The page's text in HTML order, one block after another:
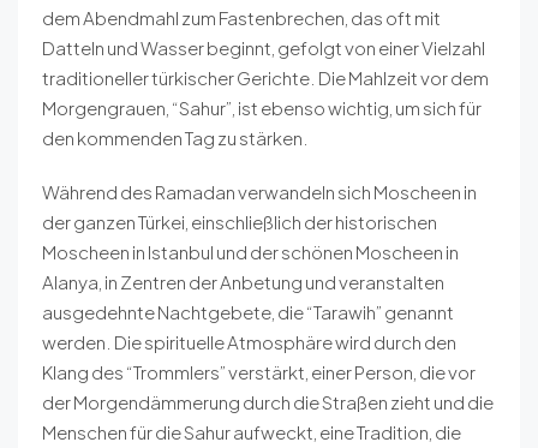
dem Abendmahl zum Fastenbrechen, das oft mit
Datteln und Wasser beginnt, gefolgt von einer Vielzahl
traditioneller türkischer Gerichte. Die Mahlzeit vor dem
Morgengrauen, “Sahur”, ist ebenso wichtig, um sich für
den kommenden Tag zu stärken.
Während des Ramadan verwandeln sich Moscheen in
der ganzen Türkei, einschließlich der historischen
Moscheen in Istanbul und der schönen Moscheen in
Alanya, in Zentren der Anbetung und veranstalten
ausgedehnte Nachtgebete, die “Tarawih” genannt
werden. Die spirituelle Atmosphäre wird durch den
Klang des “Trommlers” verstärkt, einer Person, die vor
der Morgendämmerung durch die Straßen zieht und die
Menschen für die Sahur aufweckt, eine Tradition, die